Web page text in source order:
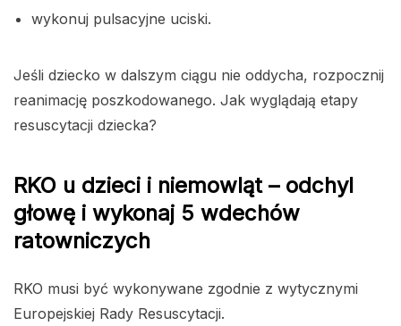
wykonuj pulsacyjne uciski.
Jeśli dziecko w dalszym ciągu nie oddycha, rozpocznij
reanimację poszkodowanego. Jak wyglądają etapy
resuscytacji dziecka?
RKO u dzieci i niemowląt – odchyl
głowę i wykonaj 5 wdechów
ratowniczych
RKO musi być wykonywane zgodnie z wytycznymi
Europejskiej Rady Resuscytacji.